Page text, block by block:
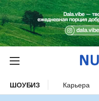
ШОУБИЗ Карьера